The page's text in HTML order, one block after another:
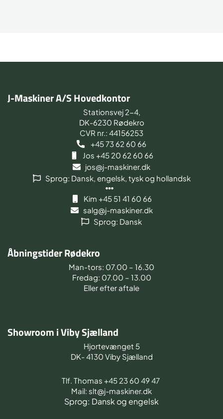
J-Maskiner A/S Hovedkontor
Stationsvej 2-4,
DK-6230 Rødekro
CVR nr.: 44156253
+45 73 62 60 66
Jos +45 20 62 60 66
jos@j-maskiner.dk
Sprog: Dansk, engelsk, tysk og hollandsk
Kim +45 51 41 60 66
salg@j-maskiner.dk
Sprog: Dansk
Åbningstider Rødekro
Man-tors: 07.00 – 16.30
Fredag: 07.00 – 13.00
Eller efter aftale
Showroom i Viby Sjælland
Hjortevænget 5
DK- 4130 Viby Sjælland
Tlf. Thomas +45 23 60 49 47
Mail: slt@j-maskiner.dk
Sprog: Dansk og engelsk